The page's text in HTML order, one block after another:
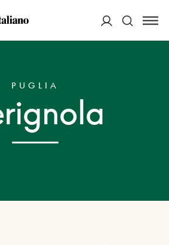
PUGLIA